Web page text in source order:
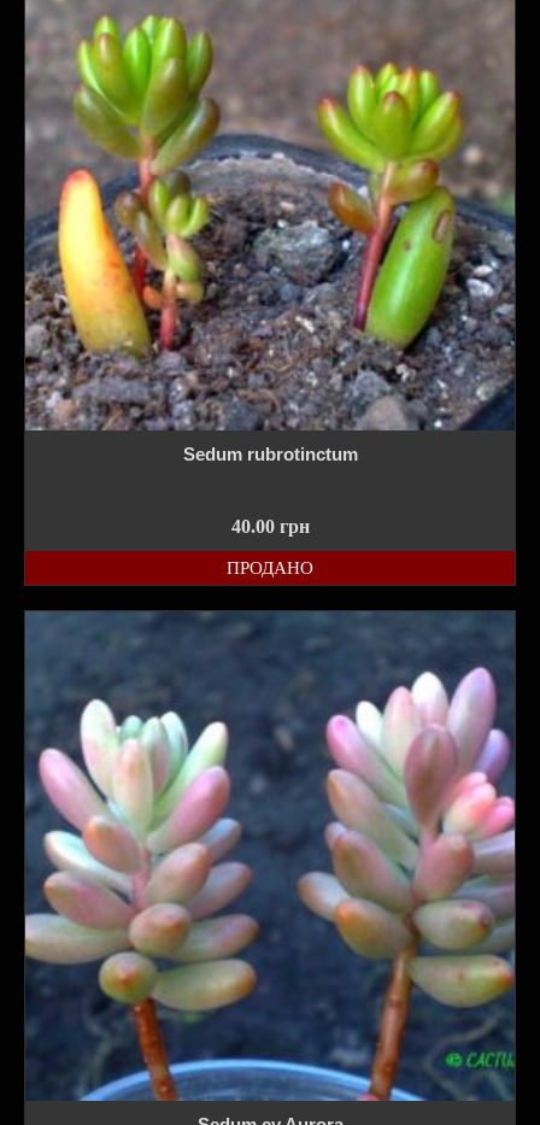
Sedum rubrotinctum
40.00 грн
ПРОДАНО